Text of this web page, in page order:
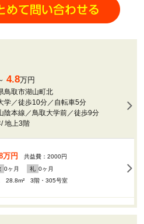
4.8万円
鳥取市湖山町北
学／徒歩10分／自転車5分
陰本線／鳥取大学前／徒歩9分
/地上3階
万円
共益費：2000円
0ヶ月 礼 0ヶ月
28.8m²
3階・305号室